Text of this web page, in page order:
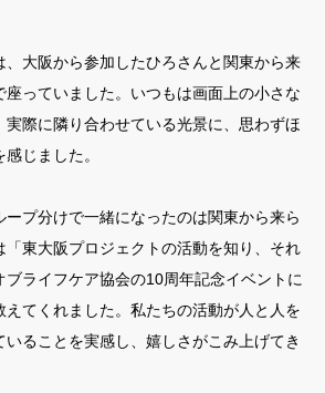
、大阪から参加したひろさんと関東から来
座っていました。いつもは画面上の小さな
際に隣り合わせている光景に、思わずほ
じました。
ープ分けで一緒になったのは関東から来ら
「東大阪プロジェクトの活動を知り、それ
ライフケア協会の10周年記念イベントに
えてくれました。私たちの活動が人と人を
ることを実感し、嬉しさがこみ上げてき